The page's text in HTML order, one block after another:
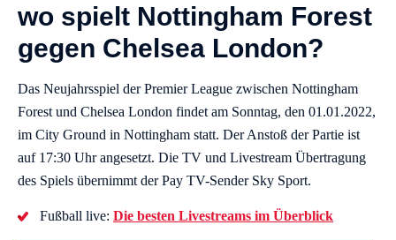
wo spielt Nottingham Forest
gegen Chelsea London?
Das Neujahrsspiel der Premier League zwischen Nottingham
Forest und Chelsea London findet am Sonntag, den 01.01.2022,
im City Ground in Nottingham statt. Der Anstoß der Partie ist
auf 17:30 Uhr angesetzt. Die TV und Livestream Übertragung
des Spiels übernimmt der Pay TV-Sender Sky Sport.
Fußball live: Die besten Livestreams im Überblick